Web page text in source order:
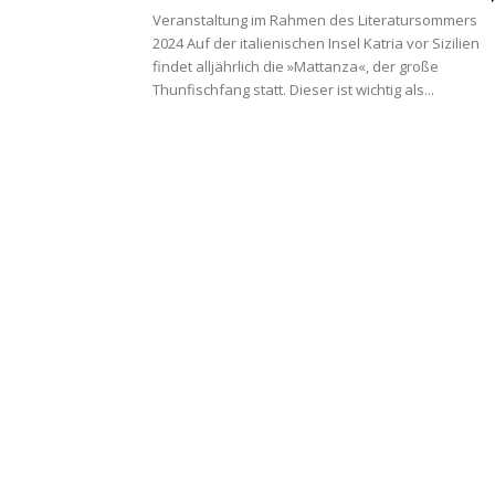
Veranstaltung im Rahmen des Literatursommers
2024 Auf der italienischen Insel Katria vor Sizilien
findet alljährlich die »Mattanza«, der große
Thunfischfang statt. Dieser ist wichtig als...